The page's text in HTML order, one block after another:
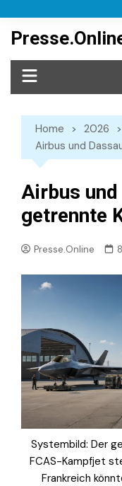
content
Home 2026
Airbus und
Airbus
getrennte
Presse.Online
Systembild: Der
FCAS-Kampfjet
Frankreich